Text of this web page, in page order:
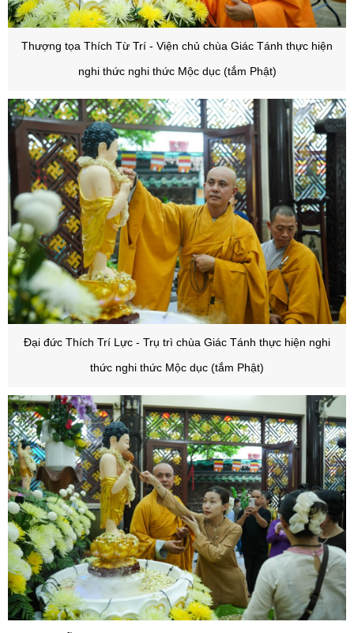
Thượng tọa Thích Từ Trí - Viện chủ chùa Giác Tánh thực hiện
nghi thức nghi thức Mộc dục (tắm Phật)
Đại đức Thích Trí Lực - Trụ trì chùa Giác Tánh thực hiện nghi
thức nghi thức Mộc dục (tắm Phật)